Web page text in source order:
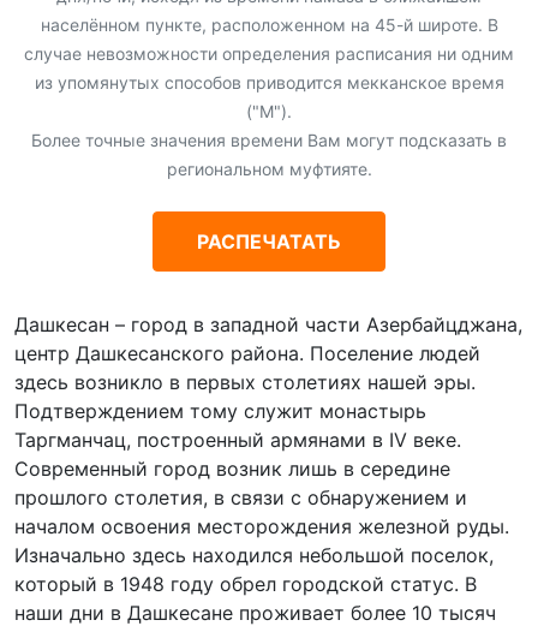
населённом пункте, расположенном на 45-й широте. В
случае невозможности определения расписания ни одним
из упомянутых способов приводится мекканское время
("М").
Более точные значения времени Вам могут подсказать в
региональном муфтияте.
РАСПЕЧАТАТЬ
Дашкесан – город в западной части Азербайцджана,
центр Дашкесанского района. Поселение людей
здесь возникло в первых столетиях нашей эры.
Подтверждением тому служит монастырь
Таргманчац, построенный армянами в IV веке.
Современный город возник лишь в середине
прошлого столетия, в связи с обнаружением и
началом освоения месторождения железной руды.
Изначально здесь находился небольшой поселок,
который в 1948 году обрел городской статус. В
наши дни в Дашкесане проживает более 10 тысяч